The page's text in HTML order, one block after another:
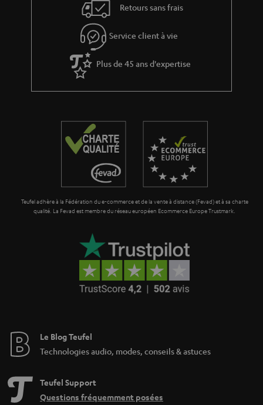
Retours sans frais
Service client à vie
Plus de 45 ans d'expertise
Teufel adhère à la Fédération du e-commerce et de la vente à distance (Fevad) et à sa charte
qualité. La Fevad est membre du réseau européen Ecommerce Europe Trustmark.
Le Blog Teufel
Technologies audio, modes, conseils & astuces
Teufel Support
Questions fréquemment posées